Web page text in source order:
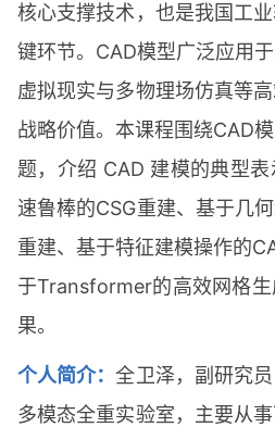
核心支撑技术，也是我国工
键环节。CAD模型广泛应用
虚拟现实与多物理场仿真等
战略价值。本课程围绕CAD
题，介绍 CAD 建模的典型
速鲁棒的CSG重建、基于几
重建、基于特征建模操作的
于Transformer的高效网格
果。
个人简介：全卫泽，副研究
多模态全重实验室，主要从